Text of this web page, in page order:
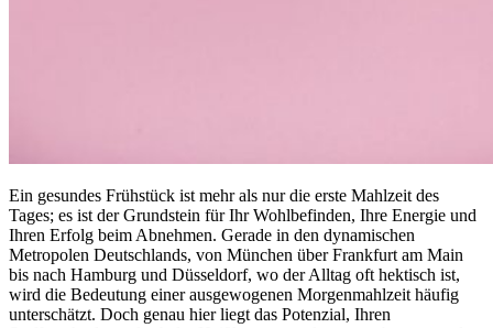
Ein gesundes Frühstück ist mehr als nur die erste Mahlzeit des
Tages; es ist der Grundstein für Ihr Wohlbefinden, Ihre Energie und
Ihren Erfolg beim Abnehmen. Gerade in den dynamischen
Metropolen Deutschlands, von München über Frankfurt am Main
bis nach Hamburg und Düsseldorf, wo der Alltag oft hektisch ist,
wird die Bedeutung einer ausgewogenen Morgenmahlzeit häufig
unterschätzt. Doch genau hier liegt das Potenzial, Ihren